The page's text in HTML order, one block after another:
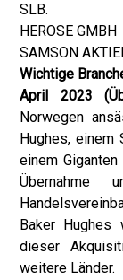
SLB.
HEROSE GMBH
SAMSON
Wichtige
April 2023
Norwegen
Hughes, einem
einem
Übernahme
Baker Hughes
dieser
weitere Länder.